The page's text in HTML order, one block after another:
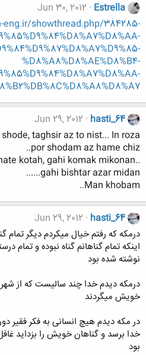
Estrella
Jun 30, 2012
showthread.php/384285-
%D8%A8%D8%AE%D8%B4-
hasti_64
Jun 29, 2012
taghsir az to nist... In roza
por shodam az hame chiz..
kotah, gahi komak mikonan..
gahi bishtar azar midan......
Man khobam..
hasti_64
Jun 29, 2012
درمکه که رفتم خیال میکردم دیگر تمام
اینکه تمام گناهانم گناه نبوده و تمام
نوشته شده بود
درمکه دیدم خدا چند سالیست که از شهر
خویش میگردند
در مکه دیدم هیچ انسانی به فکر فقیر
خدا برسد و گناهان خویش را بزداید
بود